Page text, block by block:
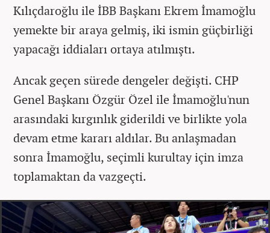
Kılıçdaroğlu ile İBB Başkanı Ekrem İmamoğlu
yemekte bir araya gelmiş, iki ismin güçbirliği
yapacağı iddiaları ortaya atılmıştı.
Ancak geçen sürede dengeler değişti. CHP
Genel Başkanı Özgür Özel ile İmamoğlu'nun
arasındaki kırgınlık giderildi ve birlikte yola
devam etme kararı aldılar. Bu anlaşmadan
sonra İmamoğlu, seçimli kurultay için imza
toplamaktan da vazgeçti.